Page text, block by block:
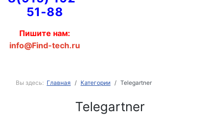
51-88
Пишите нам:
info@Find-tech.ru
Вы здесь: Главная Категории Telegartner
Telegartner